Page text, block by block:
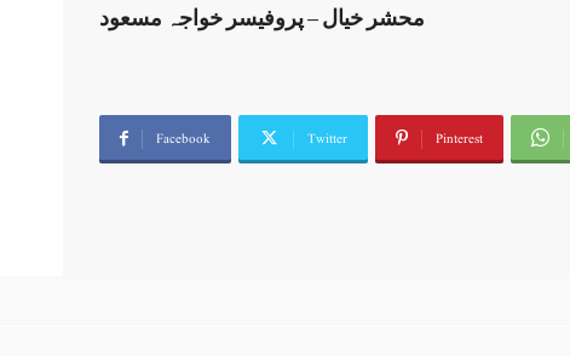
محشر خیال – پروفیسر خواجہ مسعود
Facebook Twitter Pinterest